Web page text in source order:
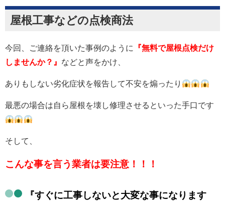
屋根工事などの点検商法
今回、ご連絡を頂いた事例のように
『無料で屋根点検だけ
しませんか？』 などと声をかけ、
ありもしない劣化症状を報告して不安を煽ったり
最悪の場合は自ら屋根を壊し修理させるといった手口です
そして、
こんな事を言う業者は要注意！！！
『すぐに工事しないと大変な事になります